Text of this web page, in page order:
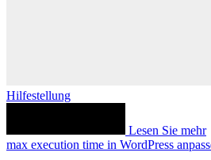
Hilfestellung
Lesen Sie mehr
max execution time in WordPress